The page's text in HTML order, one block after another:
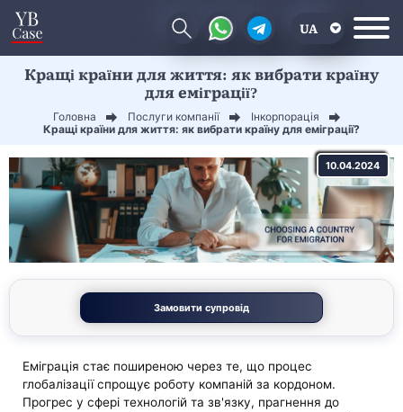
UA
EN
Кращі країни для життя: як вибрати країну
для еміграції?
Головна Послуги компанії
Інкорпорація
Кращі країни для життя: як вибрати країну для еміграції?
10.04.2024
Замовити супровід
Еміграція стає поширеною через те, що процес
глобалізації спрощує роботу компаній за кордоном.
Прогрес у сфері технологій та зв'язку, прагнення до